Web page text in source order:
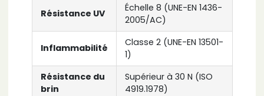
Résistance UV
Échelle 8 (UNE-EN 1436-
2005/AC)
Inflammabilité
Classe 2 (UNE-EN 13501-
1)
Résistance du
brin
Supérieur à 30 N (ISO
4919.1978)